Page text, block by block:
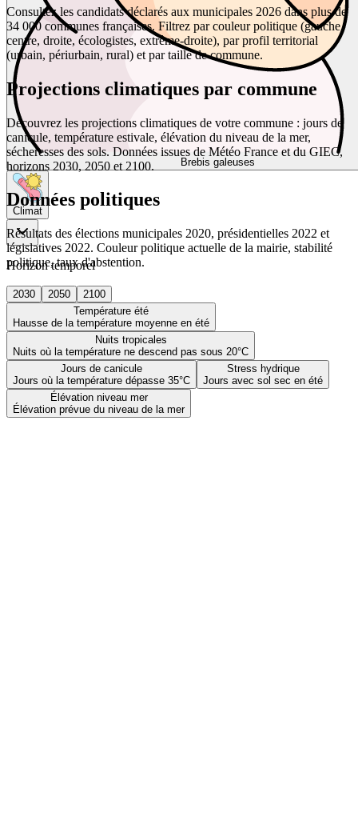
Brebis galeuses
Climat
Horizon temporel
2030 2050
2100
Température été
Hausse de la température moyenne en été
Nuits tropicales
Nuits où la température ne descend pas sous 20°C
Jours de canicule
Jours où la température dépasse 35°C
Stress hydrique
Jours avec sol sec en été
Élévation niveau mer
Élévation prévue du niveau de la mer
Consultez les candidats déclarés aux municipales 2026 dans plus de
34 000 communes françaises. Filtrez par couleur politique (gauche,
centre, droite, écologistes, extrême-droite), par profil territorial
(urbain, périurbain, rural) et par taille de commune.
Projections climatiques par commune
Découvrez les projections climatiques de votre commune : jours de
canicule, température estivale, élévation du niveau de la mer,
sécheresses des sols. Données issues de Météo France et du GIEC,
horizons 2030, 2050 et 2100.
Données politiques
Résultats des élections municipales 2020, présidentielles 2022 et
législatives 2022. Couleur politique actuelle de la mairie, stabilité
politique, taux d'abstention.